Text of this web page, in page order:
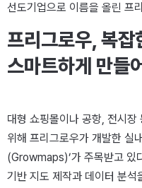
선도기업으로 이름을 올린 프
프리그로우, 복잡
스마트하게 만들
대형 쇼핑몰이나 공항, 전시장
위해 프리그로우가 개발한 실
(Growmaps)’가 주목받고 있
기반 지도 제작과 데이터 분석